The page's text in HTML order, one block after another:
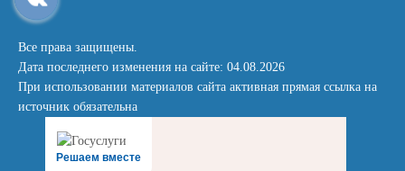
Все права защищены.
Дата последнего изменения на сайте: 04.08.2026
При использовании материалов сайта активная прямая ссылка на
источник обязательна
Решаем вместе